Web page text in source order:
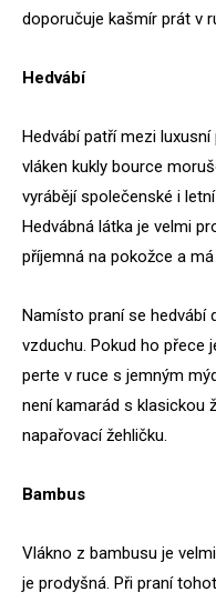
doporučuje kašmír prát v
Hedvábí
Hedvábí patří mezi
vláken kukly bource
vyrábějí společenské i
Hedvábná látka je velmi
příjemná na pokožce a
Namísto praní se hedvábí
vzduchu. Pokud ho přece
perte v ruce s jemným
není kamarád s klasickou
napařovací žehličku.
Bambus
Vlákno z bambusu je
je prodyšná. Při praní